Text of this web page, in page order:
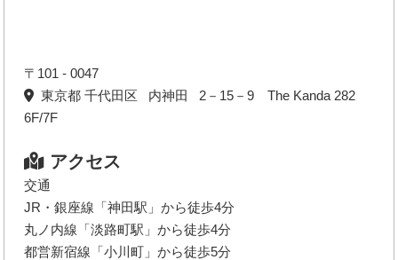
〒101 - 0047
東京都 千代田区 内神田 2－15－9 The Kanda 282
6F/7F
アクセス
交通
JR・銀座線「神田駅」から徒歩4分
丸ノ内線「淡路町駅」から徒歩4分
都営新宿線「小川町」から徒歩5分